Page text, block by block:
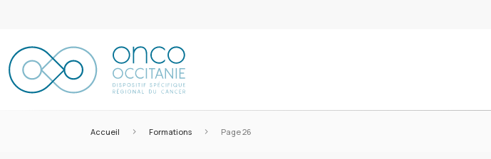
Accueil > Formations > Page 26